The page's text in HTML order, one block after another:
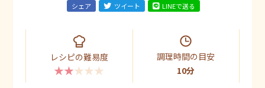
シェア ツイート LINEで送る
レシピの難易度
★★★★★
調理時間の目安
10分